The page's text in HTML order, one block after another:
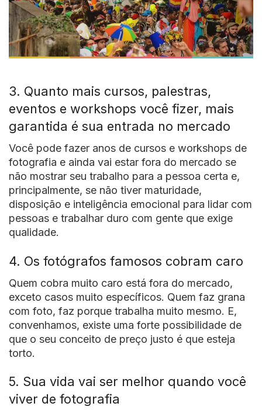
3. Quanto mais cursos, palestras,
eventos e workshops você fizer, mais
garantida é sua entrada no mercado
Você pode fazer anos de cursos e workshops de
fotografia e ainda vai estar fora do mercado se
não mostrar seu trabalho para a pessoa certa e,
principalmente, se não tiver maturidade,
disposição e inteligência emocional para lidar com
pessoas e trabalhar duro com gente que exige
qualidade.
4. Os fotógrafos famosos cobram caro
Quem cobra muito caro está fora do mercado,
exceto casos muito específicos. Quem faz grana
com foto, faz porque trabalha muito mesmo. E,
convenhamos, existe uma forte possibilidade de
que o seu conceito de preço justo é que esteja
torto.
5. Sua vida vai ser melhor quando você
viver de fotografia